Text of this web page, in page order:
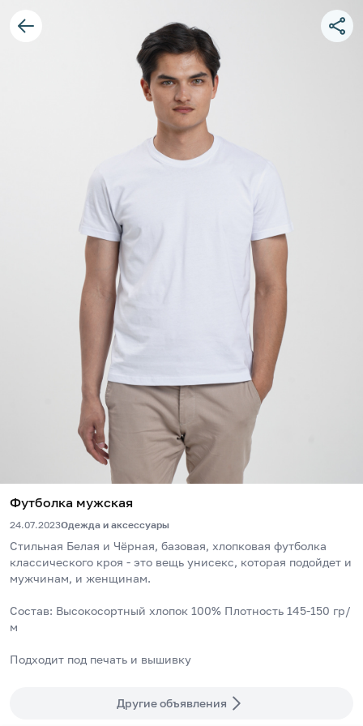
Футболка мужская
24.07.2023Одежда и аксессуары
Стильная Белая и Чёрная, базовая, хлопковая футболка
классического кроя - это вещь унисекс, которая подойдет и
мужчинам, и женщинам.
Состав: Высокосортный хлопок 100% Плотность 145-150 гр/
м
Подходит под печать и вышивку
Другие объявления